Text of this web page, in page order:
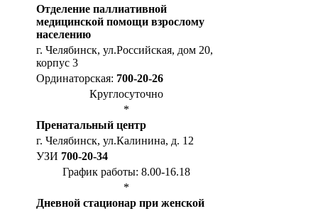
Отделение паллиативной
медицинской помощи взрослому
населению
г. Челябинск, ул.Российская, дом 20,
корпус 3
Ординаторская: 700-20-26
Круглосуточно
*
Пренатальный центр
г. Челябинск, ул.Калинина, д. 12
УЗИ 700-20-34
График работы: 8.00-16.18
*
Дневной стационар при женской